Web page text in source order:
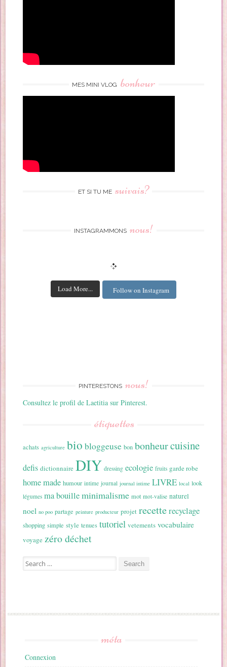
MES MINI VLOG bonheur
ET SI TU ME suivais?
INSTAGRAMMONS nous!
Load More... Follow on Instagram
PINTERESTONS nous!
Consultez le profil de Laetitia sur Pinterest.
étiquettes
achats agriculture bio bloggeuse bon bonheurcuisine
defis dictionnaire DIY dressing ecologie fruits garde robe
home made humour intime journal journal intime LIVRE local look
légumes ma bouilleminimalisme mot mot-valise naturel
noel no poo partage peinture producteur projet recetterecyclage
shopping simple style tenues tutoriel vetements vocabulaire
voyage zéro déchet
Search for:
méta
Connexion